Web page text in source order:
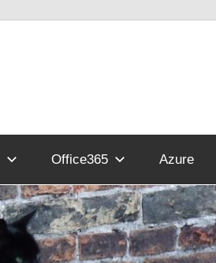
Office365 Azure